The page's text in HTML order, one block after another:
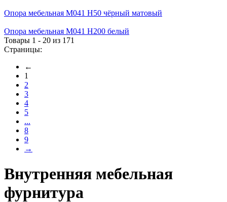
Опора мебельная М041 H50 чёрный матовый
Опора мебельная М041 H200 белый
Товары 1 - 20 из 171
Страницы:
←
1
2
3
4
5
...
8
9
→
Внутренняя мебельная
фурнитура